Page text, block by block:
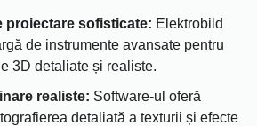
proiectare sofisticate: Elektrobild
de instrumente avansate pentru
3D detaliate și realiste.
realiste: Software-ul oferă
detaliată a texturii și efecte